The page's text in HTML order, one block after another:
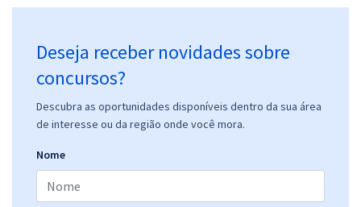
Deseja receber novidades sobre
concursos?
Descubra as oportunidades disponíveis dentro da sua área
de interesse ou da região onde você mora.
Nome